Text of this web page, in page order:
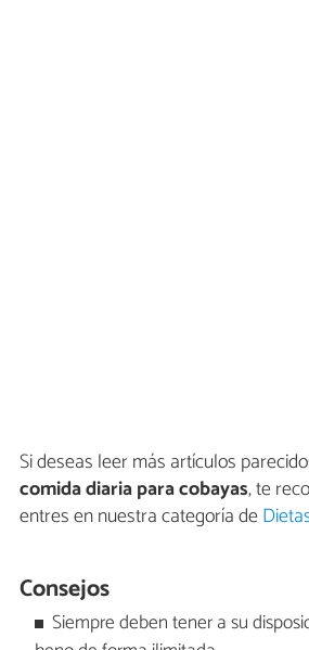
Si deseas leer más artículos
comida diaria para cobayas, te
entres en nuestra categoría de
Consejos
Siempre deben tener a su